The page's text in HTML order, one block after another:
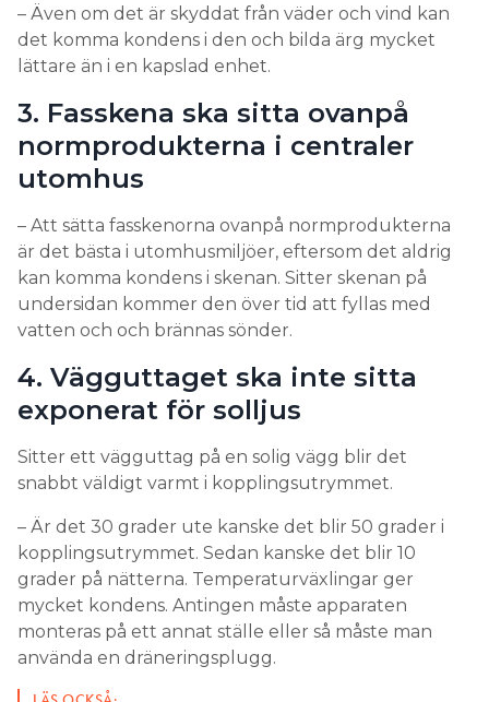
– Även om det är skyddat från väder och vind kan
det komma kondens i den och bilda ärg mycket
lättare än i en kapslad enhet.
3. Fasskena ska sitta ovanpå
normprodukterna i centraler
utomhus
– Att sätta fasskenorna ovanpå normprodukterna
är det bästa i utomhusmiljöer, eftersom det aldrig
kan komma kondens i skenan. Sitter skenan på
undersidan kommer den över tid att fyllas med
vatten och och brännas sönder.
4. Vägguttaget ska inte sitta
exponerat för solljus
Sitter ett vägguttag på en solig vägg blir det
snabbt väldigt varmt i kopplingsutrymmet.
– Är det 30 grader ute kanske det blir 50 grader i
kopplingsutrymmet. Sedan kanske det blir 10
grader på nätterna. Temperaturväxlingar ger
mycket kondens. Antingen måste apparaten
monteras på ett annat ställe eller så måste man
använda en dräneringsplugg.